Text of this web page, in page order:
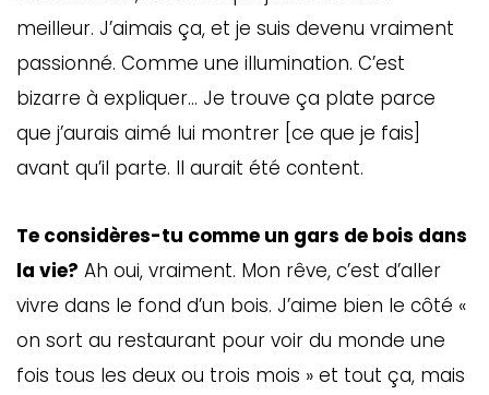
meilleur. J’aimais ça, et je suis devenu vraiment
passionné. Comme une illumination. C’est
bizarre à expliquer… Je trouve ça plate parce
que j’aurais aimé lui montrer [ce que je fais]
avant qu’il parte. Il aurait été content.
Te considères-tu comme un gars de bois dans
la vie? Ah oui, vraiment. Mon rêve, c’est d’aller
vivre dans le fond d’un bois. J’aime bien le côté «
on sort au restaurant pour voir du monde une
fois tous les deux ou trois mois » et tout ça, mais